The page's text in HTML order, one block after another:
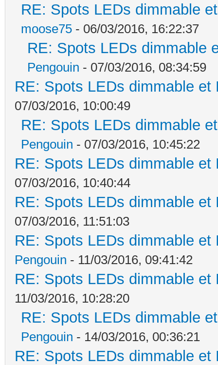
RE: Spots LEDs dimmable
moose75 - 06/03/2016, 16:22:37
RE: Spots LEDs dimmable
Pengouin - 07/03/2016, 08:34:59
RE: Spots LEDs dimmable
07/03/2016, 10:00:49
RE: Spots LEDs dimmable
Pengouin - 07/03/2016, 10:45:22
RE: Spots LEDs dimmable
07/03/2016, 10:40:44
RE: Spots LEDs dimmable
07/03/2016, 11:51:03
RE: Spots LEDs dimmable
Pengouin - 11/03/2016, 09:41:42
RE: Spots LEDs dimmable
11/03/2016, 10:28:20
RE: Spots LEDs dimmable
Pengouin - 14/03/2016, 00:36:21
RE: Spots LEDs dimmable